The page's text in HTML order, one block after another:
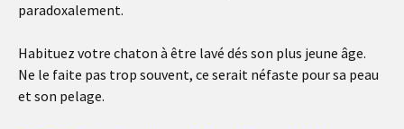
paradoxalement.
Habituez votre chaton à être lavé dés son plus jeune âge.
Ne le faite pas trop souvent, ce serait néfaste pour sa peau
et son pelage.